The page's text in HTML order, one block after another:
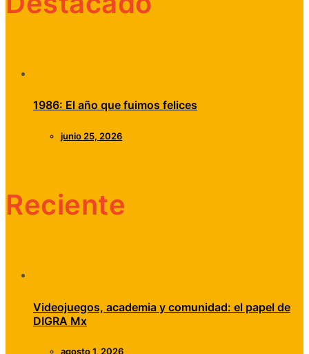
1986: El año que fuimos felices
junio 25, 2026
Reciente
Videojuegos, academia y comunidad: el papel de
DIGRA Mx
agosto 1, 2026